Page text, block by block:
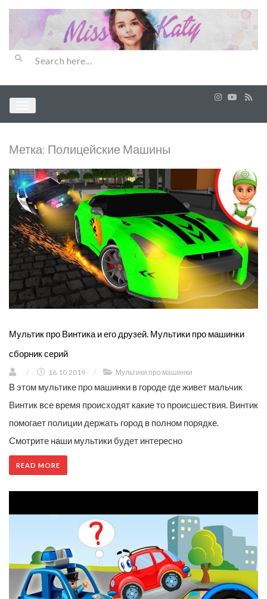
Метка: Полицейские Машины
Мультик про Винтика и его друзей. Мультики про машинки
сборник серий
/ 16.10.2019 / Мультики про машинки
В этом мультике про машинки в городе где живет мальчик
Винтик все время происходят какие то происшествия. Винтик
помогает полиции держать город в полном порядке.
Смотрите наши мультики будет интересно
READ MORE